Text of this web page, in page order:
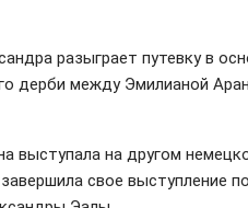
разыграет путевку в
дерби между Эмилианой
выступала на другом
свое выступление